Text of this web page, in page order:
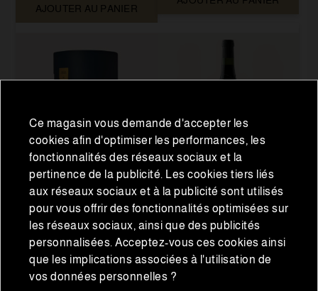
AJOUTER AU PANIER
Charcuterie ibérique
Morcón de bellota
ibérique 100% 5 Jotas 1
kg env.
57,00 €
Boissons
Le Naturel Tinto 75cl
7,00 €
Verificación de Edad
Requerida
Para acceder a esta sección, por favor confirma
que eres mayor de edad.
Ce magasin vous demande d'accepter les
cookies afin d'optimiser les performances, les
fonctionnalités des réseaux sociaux et la
pertinence de la publicité. Les cookies tiers liés
aux réseaux sociaux et à la publicité sont utilisés
pour vous offrir des fonctionnalités optimisées sur
les réseaux sociaux, ainsi que des publicités
personnalisées. Acceptez-vous ces cookies ainsi
que les implications associées à l'utilisation de
vos données personnelles ?